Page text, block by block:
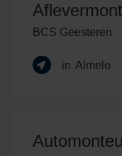
BCS Geesteren
in Almelo